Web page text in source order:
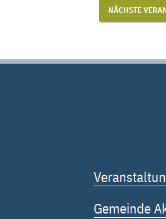
NÄCHSTE
Gemeinde